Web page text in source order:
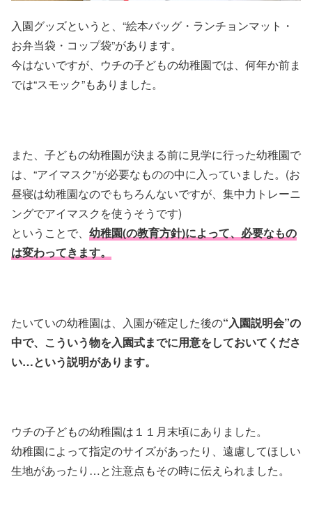
入園グッズというと、“絵本バッグ・ランチョンマット・
お弁当袋・コップ袋”があります。
今はないですが、ウチの子どもの幼稚園では、何年か前ま
では“スモック”もありました。
また、子どもの幼稚園が決まる前に見学に行った幼稚園で
は、“アイマスク”が必要なものの中に入っていました。(お
昼寝は幼稚園なのでもちろんないですが、集中力トレーニ
ングでアイマスクを使うそうです)
ということで、 幼稚園(の教育方針)によって、必要なもの
は変わってきます。
たいていの幼稚園は、入園が確定した後の“入園説明会”の
中で、こういう物を入園式までに用意をしておいてくださ
い…という説明があります。
ウチの子どもの幼稚園は１１月末頃にありました。
幼稚園によって指定のサイズがあったり、遠慮してほしい
生地があったり…と注意点もその時に伝えられました。